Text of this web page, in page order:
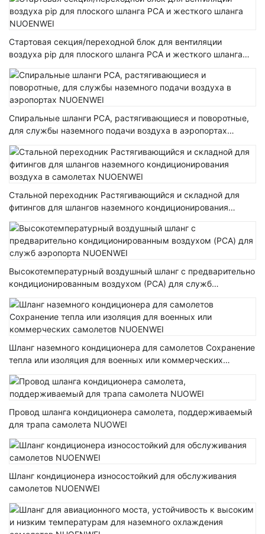
Стартовая секция/переходной блок для вентиляции
воздуха pip для плоского шланга PCA и жесткого шланга
NUOENWEI
Спиральные шланги PCA, растягивающиеся и поворотные,
для службы наземного подачи воздуха в аэропортах
Стальной переходник Растягивающийся и складной для
фитингов для шлангов наземного кондиционирования
воздуха в самолетах NUOENWEI
Высокотемпературный воздушный шланг с предварительно
кондиционированным воздухом (PCA) для служб
аэропорта NUOENWEI
Шланг наземного кондиционера для самолетов Сохранение
тепла или изоляция для военных или коммерческих
Провод шланга кондиционера самолета, поддерживаемый
для трапа самолета NUOWEI
Шланг кондиционера износостойкий для обслуживания
самолетов NUOENWEI